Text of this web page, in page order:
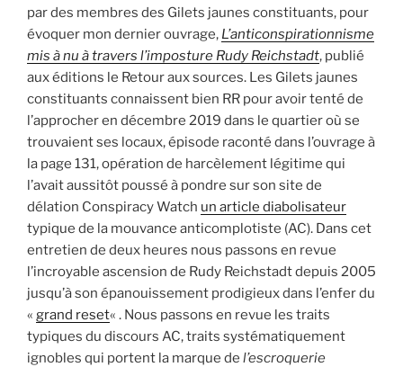
par des membres des Gilets jaunes constituants, pour
évoquer mon dernier ouvrage, L’anticonspirationnisme
mis à nu à travers l’imposture Rudy Reichstadt, publié
aux éditions le Retour aux sources. Les Gilets jaunes
constituants connaissent bien RR pour avoir tenté de
l’approcher en décembre 2019 dans le quartier où se
trouvaient ses locaux, épisode raconté dans l’ouvrage à
la page 131, opération de harcèlement légitime qui
l’avait aussitôt poussé à pondre sur son site de
délation Conspiracy Watch un article diabolisateur
typique de la mouvance anticomplotiste (AC). Dans cet
entretien de deux heures nous passons en revue
l’incroyable ascension de Rudy Reichstadt depuis 2005
jusqu’à son épanouissement prodigieux dans l’enfer du
« grand reset« . Nous passons en revue les traits
typiques du discours AC, traits systématiquement
ignobles qui portent la marque de l’escroquerie